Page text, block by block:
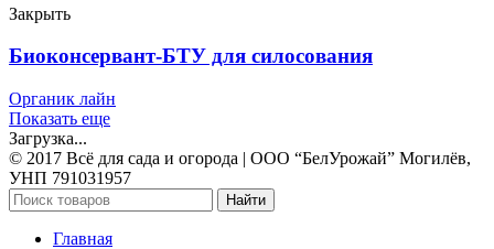
Закрыть
Биоконсервант-БТУ для силосования
Органик лайн
Показать еще
Загрузка...
© 2017 Всё для сада и огорода | OOO “БелУрожай” Могилёв,
УНП 791031957
Найти
Главная